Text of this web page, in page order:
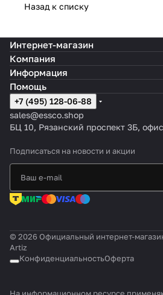
Назад к списку
Интернет-магазин
Компания
Информация
Помощь
+7 (495) 128-06-88
sales@essco.shop
БЦ 10, Рязанский проспект 3Б,
Подписаться на новости и акции
© 2026 Официальный интернет-
Artiz
КонфиденциальностьОферта